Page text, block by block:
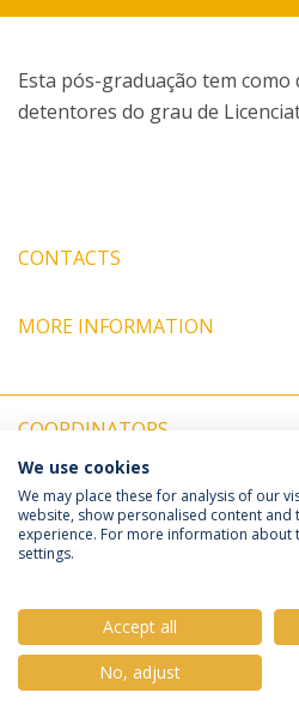
Esta pós-graduação tem
detentores do grau de
CONTACTS
MORE INFORMATION
COORDINATORS
Política de Privacidade
Direitos do Titular
© 2026 Universidade
We use cookies
We may place these for analysis of our
website, show personalised content and
experience. For more information about
settings.
Accept all
No, adjust